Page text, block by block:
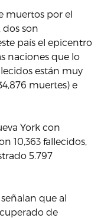
muertos por el
son
país el epicentro
naciones que lo
están muy
muertes) e
York con
10,363 fallecidos,
5.797
que al
de